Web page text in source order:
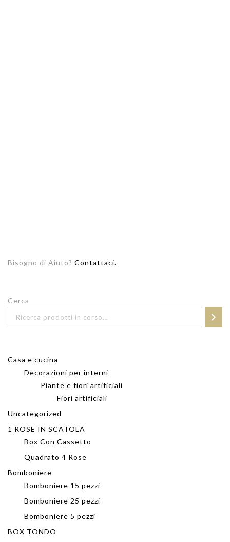
Bisogno di Aiuto? Contattaci.
Cerca
Casa e cucina
Decorazioni per interni
Piante e fiori artificiali
Fiori artificiali
Uncategorized
1 ROSE IN SCATOLA
Box Con Cassetto
Quadrato 4 Rose
Bomboniere
Bomboniere 15 pezzi
Bomboniere 25 pezzi
Bomboniere 5 pezzi
BOX TONDO